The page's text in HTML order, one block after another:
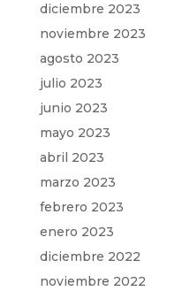
diciembre 2023
noviembre 2023
agosto 2023
julio 2023
junio 2023
mayo 2023
abril 2023
marzo 2023
febrero 2023
enero 2023
diciembre 2022
noviembre 2022